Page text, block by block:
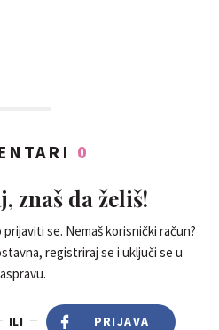
0
znaš da želiš!
se. Nemaš korisnički račun?
registriraj se i uključi se u
ILI PRIJAVA